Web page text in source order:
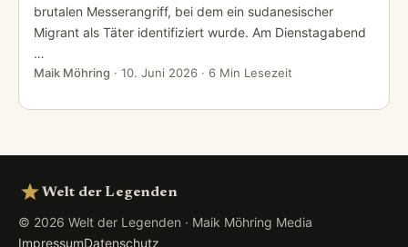
brutalen Messerangriff, bei dem ein sudanesischer
Migrant als Täter identifiziert wurde. Am Dienstagabend
…
Maik Möhring · 10. Juni 2026 · 6 Min Lesezeit
Welt der Legenden
© 2026 Welt der Legenden · Maik Möhring Media
ImpressumDatenschutz